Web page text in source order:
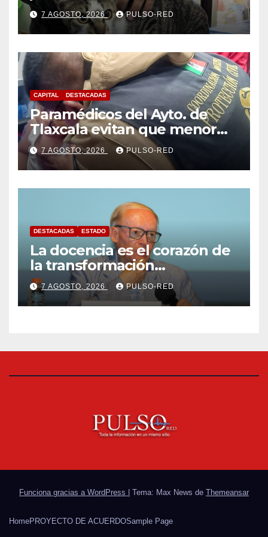
para perros y gatos
7 AGOSTO, 2026 PULSO-RED
CAPITAL DESTACADAS
Paramédicos del Ayto. de
Tlaxcala evitan que menor
sufra complicaciones por
hipotermia tras caer en una
cisterna
7 AGOSTO, 2026 PULSO-RED
DESTACADAS ESTADO
La docencia es el corazón de
la transformación
universitaria: Rector de la
UATx
7 AGOSTO, 2026 PULSO-RED
Funciona gracias a WordPress Tema: Max News de Themeansar
HomePROYECTO DE ACUERDOSample Page